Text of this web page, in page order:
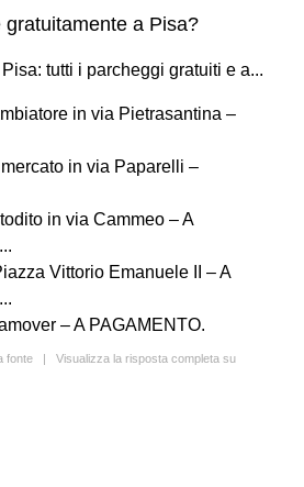
a Pisa?
tutti i parcheggi gratuiti e a...
in via Pietrasantina –
in via Paparelli –
in via Cammeo – A
Vittorio Emanuele II – A
– A PAGAMENTO.
fonte | Visualizza la risposta completa su